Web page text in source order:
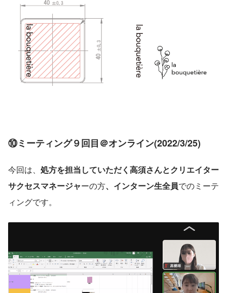
⑩ミーティング９回目＠オンライン(2022/3/25)
今回は、 処方を担当していただく高須さんとクリエイター
サクセスマネージャーの方、インターン生全員でのミーテ
ィングです。